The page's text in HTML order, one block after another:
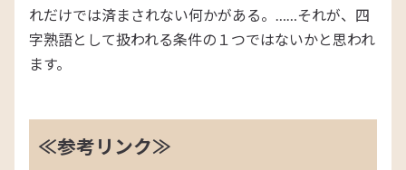
れだけでは済まされない何かがある。……それが、四
字熟語として扱われる条件の１つではないかと思われ
ます。
≪参考リンク≫